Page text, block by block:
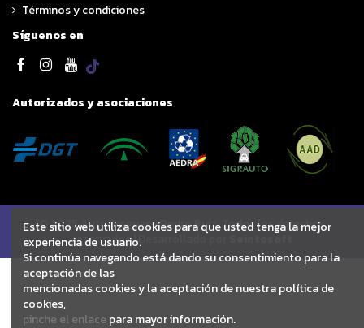
Términos y condiciones
Síguenos en
Autorizados y asociaciones
© 2025 Autodesguace Pedro Ruiz. Todos los derechos
reservados | Desarrollado por
Este sitio web utiliza cookies para que usted tenga la mejor
experiencia de usuario.
Si continúa navegando está dando su consentimiento para la
aceptación de las
mencionadas cookies y la aceptación de nuestra política de
cookies,
pinche el enlace para mayor información.